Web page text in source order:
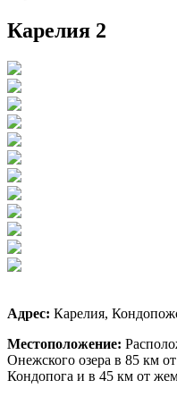
Карелия 2
Адрес: Карелия,
Местоположение:
Онежского озера в 85 км
Кондопога и в 45 км от